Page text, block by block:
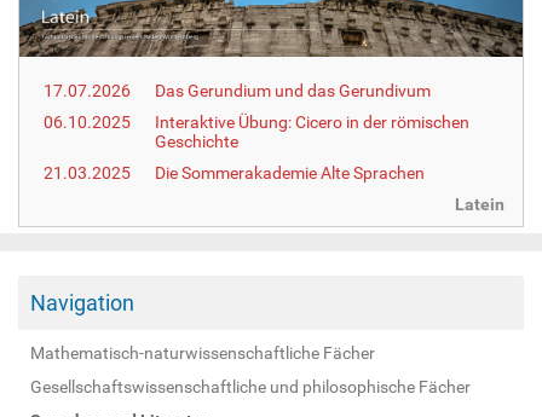
e
r
e
17.07.2026
Das Gerundium und das Gerundivum
06.10.2025
Interaktive Übung: Cicero in der römischen
Geschichte
21.03.2025
Die Sommerakademie Alte Sprachen
Latein
Navigation
Mathematisch-naturwissenschaftliche Fächer
Gesellschaftswissenschaftliche und philosophische Fächer